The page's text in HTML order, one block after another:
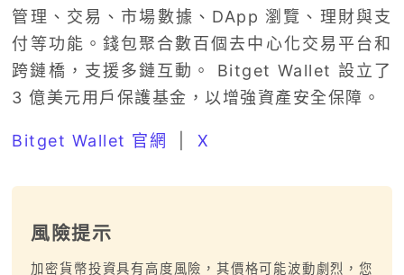
管理、交易、市場數據、DApp 瀏覽、理財與支
付等功能。錢包聚合數百個去中心化交易平台和
跨鏈橋，支援多鏈互動。 Bitget Wallet 設立了
3 億美元用戶保護基金，以增強資產安全保障。
Bitget Wallet 官網 X
風險提示
加密貨幣投資具有高度風險，其價格可能波動劇烈，您